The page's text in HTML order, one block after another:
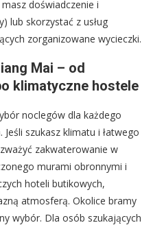
doświadczenie i
lub skorzystać z usług
zorganizowane wycieczki.
Mai – od
klimatyczne hostele
noclegów dla każdego
szukasz klimatu i łatwego
zakwaterowanie w
murami obronnymi i
hoteli butikowych,
atmosferą. Okolice bramy
wybór. Dla osób szukających